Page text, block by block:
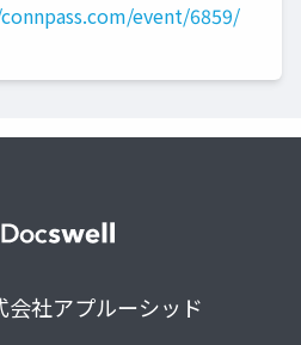
event/6859/
会社アプルーシッド